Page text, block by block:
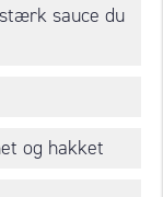
sauce du
og hakket